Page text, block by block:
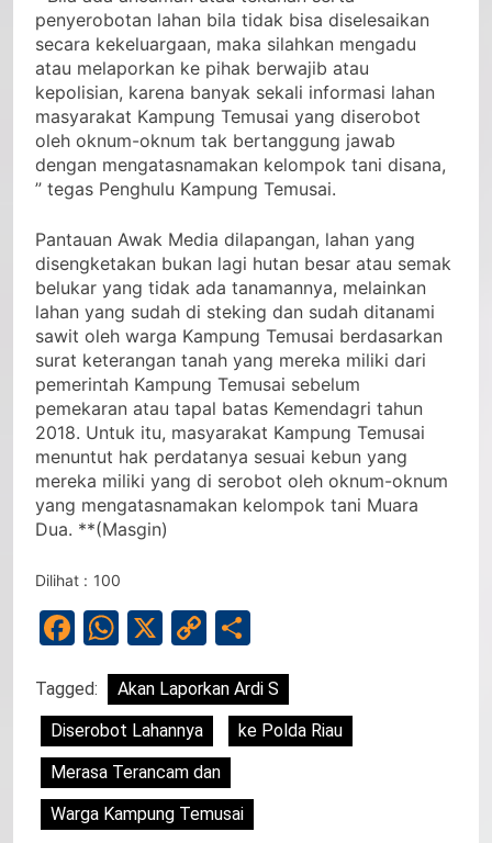
” Bila ada ancaman atau tekanan serta
penyerobotan lahan bila tidak bisa diselesaikan
secara kekeluargaan, maka silahkan mengadu
atau melaporkan ke pihak berwajib atau
kepolisian, karena banyak sekali informasi lahan
masyarakat Kampung Temusai yang diserobot
oleh oknum-oknum tak bertanggung jawab
dengan mengatasnamakan kelompok tani disana,
” tegas Penghulu Kampung Temusai.
Pantauan Awak Media dilapangan, lahan yang
disengketakan bukan lagi hutan besar atau semak
belukar yang tidak ada tanamannya, melainkan
lahan yang sudah di steking dan sudah ditanami
sawit oleh warga Kampung Temusai berdasarkan
surat keterangan tanah yang mereka miliki dari
pemerintah Kampung Temusai sebelum
pemekaran atau tapal batas Kemendagri tahun
2018. Untuk itu, masyarakat Kampung Temusai
menuntut hak perdatanya sesuai kebun yang
mereka miliki yang di serobot oleh oknum-oknum
yang mengatasnamakan kelompok tani Muara
Dua. **(Masgin)
Facebook
WhatsApp
X
Copy
Link
Akan Laporkan Ardi S
Diserobot Lahannya
ke Polda Riau
Merasa Terancam dan
Warga Kampung Temusai